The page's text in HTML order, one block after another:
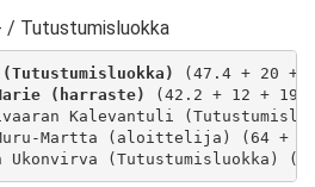
/ Tutustumisluokka
(harraste) (42.2 + 12 +
Kalevantuli
Martta (aloittelija) (64 + 4
(Tutustumisluokka)